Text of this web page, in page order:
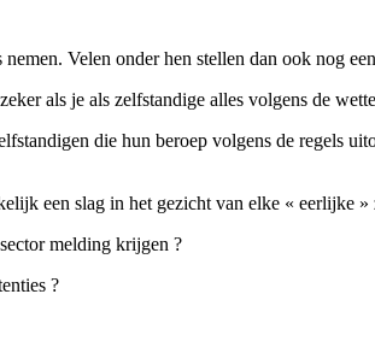
Velen onder hen stellen dan ook nog
als je als zelfstandige alles volgens de
die hun beroep volgens de regels
een slag in het gezicht van elke « eerlijke
melding krijgen ?
?